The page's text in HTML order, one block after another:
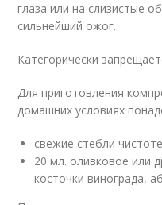
глаза или на слизистые
сильнейший ожог.
Категорически
Для приготовления
домашних условиях
свежие стебли
20 мл. оливковое или
косточки винограда,